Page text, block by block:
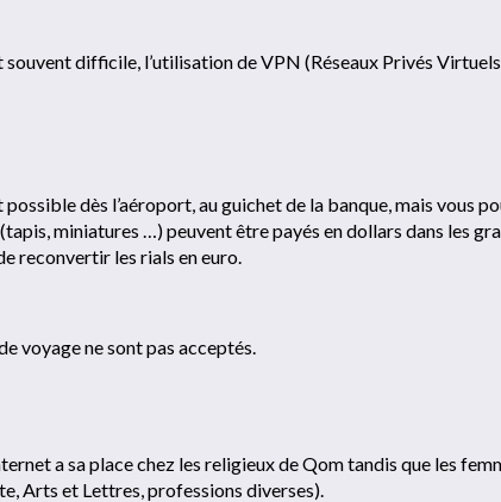
souvent difficile, l’utilisation de VPN (Réseaux Privés
dès l’aéroport, au guichet de la banque, mais vous
miniatures …) peuvent être payés en dollars dans les
reconvertir les rials en euro.
voyage ne sont pas acceptés.
a sa place chez les religieux de Qom tandis que les
Arts et Lettres, professions diverses).